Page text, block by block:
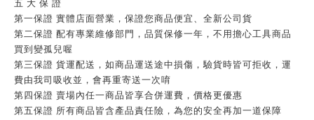
五 大 保 證
第一保證 實體店面營業，保證您商品便宜、全新公司貨
第二保證 配有專業維修部門，品質保修一年，不用擔心工具商品
買到變孤兒喔
第三保證 貨運配送，如商品運送途中損傷，驗貨時皆可拒收，運
費由我司吸收並，會再重寄送一次唷
第四保證 賣場內任一商品皆享合併運費，價格更優惠
第五保證 所有商品皆含產品責任險，為您的安全再加一道保障